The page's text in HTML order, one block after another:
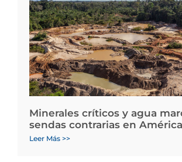
Minerales críticos y agua
sendas contrarias en
Leer Más >>